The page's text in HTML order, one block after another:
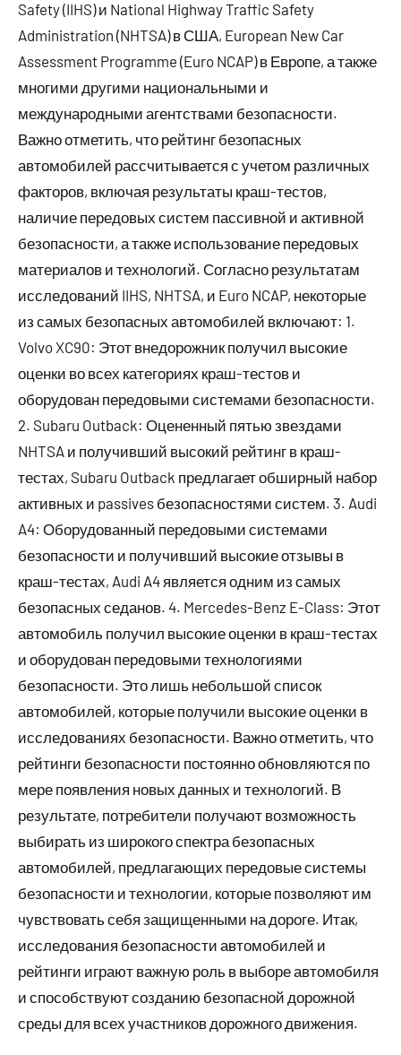
Safety (IIHS) и National Highway Traffic Safety
Administration (NHTSA) в США, European New Car
Assessment Programme (Euro NCAP) в Европе, а также
многими другими национальными и
международными агентствами безопасности.
Важно отметить, что рейтинг безопасных
автомобилей рассчитывается с учетом различных
факторов, включая результаты краш-тестов,
наличие передовых систем пассивной и активной
безопасности, а также использование передовых
материалов и технологий. Согласно результатам
исследований IIHS, NHTSA, и Euro NCAP, некоторые
из самых безопасных автомобилей включают: 1.
Volvo XC90: Этот внедорожник получил высокие
оценки во всех категориях краш-тестов и
оборудован передовыми системами безопасности.
2. Subaru Outback: Оцененный пятью звездами
NHTSA и получивший высокий рейтинг в краш-
тестах, Subaru Outback предлагает обширный набор
активных и passives безопасностями систем. 3. Audi
A4: Оборудованный передовыми системами
безопасности и получивший высокие отзывы в
краш-тестах, Audi A4 является одним из самых
безопасных седанов. 4. Mercedes-Benz E-Class: Этот
автомобиль получил высокие оценки в краш-тестах
и оборудован передовыми технологиями
безопасности. Это лишь небольшой список
автомобилей, которые получили высокие оценки в
исследованиях безопасности. Важно отметить, что
рейтинги безопасности постоянно обновляются по
мере появления новых данных и технологий. В
результате, потребители получают возможность
выбирать из широкого спектра безопасных
автомобилей, предлагающих передовые системы
безопасности и технологии, которые позволяют им
чувствовать себя защищенными на дороге. Итак,
исследования безопасности автомобилей и
рейтинги играют важную роль в выборе автомобиля
и способствуют созданию безопасной дорожной
среды для всех участников дорожного движения.